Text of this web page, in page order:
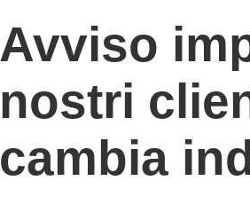
Avviso
nostri
cambia